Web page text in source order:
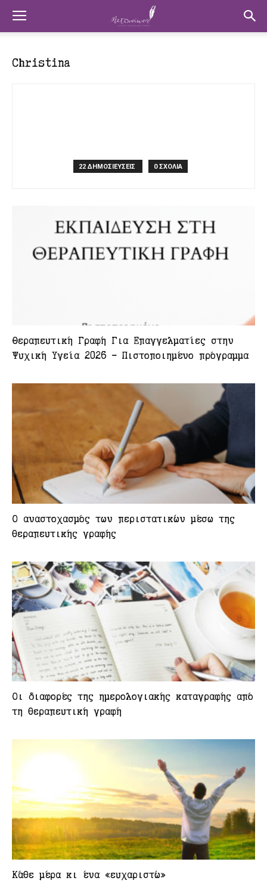
Christina
22 ΔΗΜΟΣΙΕΥΣΕΙΣ 0 ΣΧΟΛΙΑ
Θεραπευτική Γραφή Για Επαγγελματίες στην
Ψυχική Υγεία 2026 – Πιστοποιημένο πρόγραμμα
Ο αναστοχασμός των περιστατικών μέσω της
θεραπευτικής γραφής
Οι διαφορές της ημερολογιακής καταγραφής από
τη θεραπευτική γραφή
Κάθε μέρα κι ένα «ευχαριστώ»